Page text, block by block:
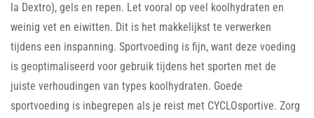
la Dextro), gels en repen. Let vooral op veel koolhydraten en
weinig vet en eiwitten. Dit is het makkelijkst te verwerken
tijdens een inspanning. Sportvoeding is fijn, want deze voeding
is geoptimaliseerd voor gebruik tijdens het sporten met de
juiste verhoudingen van types koolhydraten. Goede
sportvoeding is inbegrepen als je reist met CYCLOsportive. Zorg